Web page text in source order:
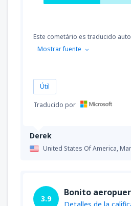
Derek
United States Of America,
Este cometário es traducido
Mostrar fuente
Útil
Traducido por
3.9
Bonito
Detalles de la